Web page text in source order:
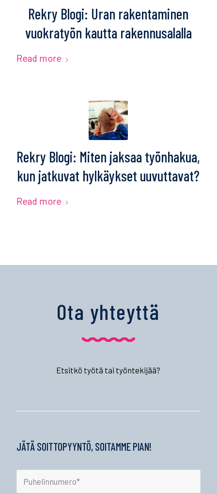
Rekry Blogi: Uran rakentaminen
vuokratyön kautta rakennusalalla
Read more
Rekry Blogi: Miten jaksaa työnhakua,
kun jatkuvat hylkäykset uuvuttavat?
Read more
Ota yhteyttä
Etsitkö työtä tai työntekijää?
JÄTÄ SOITTOPYYNTÖ, SOITAMME PIAN!